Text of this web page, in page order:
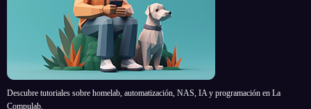
Descubre tutoriales sobre homelab, automatización, NAS, IA y programación en La
Compulab.